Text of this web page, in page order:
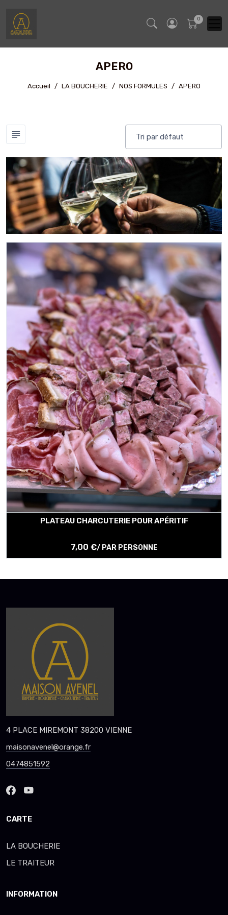
APERO
Accueil LA BOUCHERIE NOS FORMULES APERO
PLATEAU CHARCUTERIE POUR APÉRITIF
7,00 €/ PAR PERSONNE
4 PLACE MIREMONT 38200 VIENNE
maisonavenel@orange.fr
0474851592
CARTE
LA BOUCHERIE
LE TRAITEUR
INFORMATION